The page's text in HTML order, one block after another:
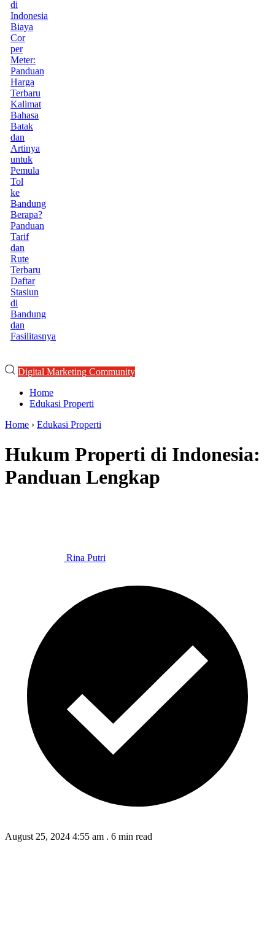
di
Indonesia
Biaya
Cor
per
Meter:
Panduan
Harga
Terbaru
Kalimat
Bahasa
Batak
dan
Artinya
untuk
Pemula
Tol
ke
Bandung
Berapa?
Panduan
Tarif
dan
Rute
Terbaru
Daftar
Stasiun
di
Bandung
dan
Fasilitasnya
Digital Marketing Community
Home
Edukasi Properti
Home › Edukasi Properti
Hukum Properti di Indonesia:
Panduan Lengkap
Rina Putri
August 25, 2024 4:55 am . 6 min read